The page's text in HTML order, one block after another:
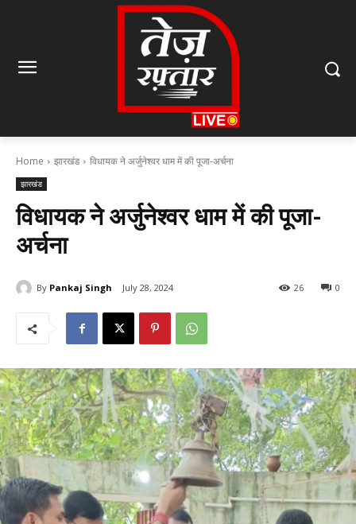
Home झारखंड विधायक ने अर्जुनेश्वर धाम में की पूजा-अर्चना
झारखंड
विधायक ने अर्जुनेश्वर धाम में की पूजा-
अर्चना
By Pankaj Singh July 28, 2024 0
26